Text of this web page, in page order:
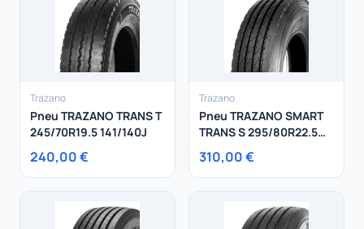
Trazano
Pneu TRAZANO TRANS T
245/70R19.5 141/140J
240,00 €
Trazano
Pneu TRAZANO SMART
TRANS S 295/80R22.5
154/149M
310,00 €